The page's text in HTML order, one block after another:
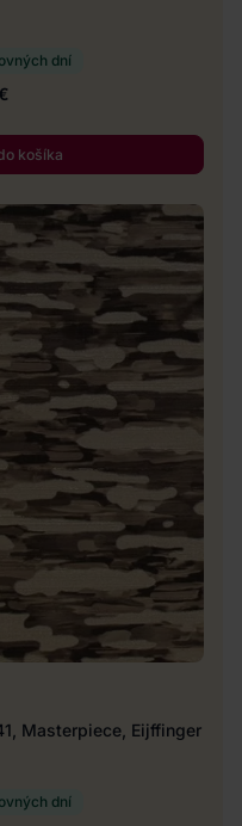
dní
košíka
Masterpiece, Eijffinger
dní